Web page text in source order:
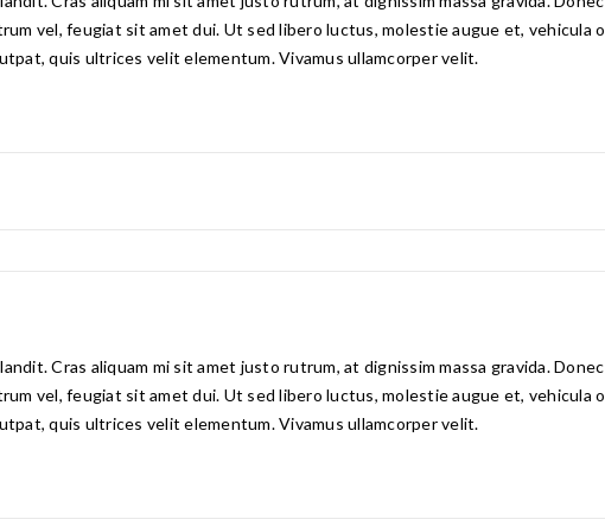
vel, feugiat sit amet dui. Ut sed libero luctus, molestie augue et, vehicula
quis ultrices velit elementum. Vivamus ullamcorper velit.
Cras aliquam mi sit amet justo rutrum, at dignissim massa gravida.
vel, feugiat sit amet dui. Ut sed libero luctus, molestie augue et, vehicula
quis ultrices velit elementum. Vivamus ullamcorper velit.